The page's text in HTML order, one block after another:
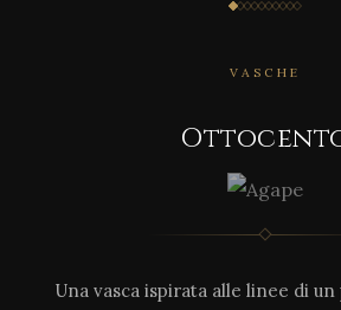
VASCHE
Una vasca ispirata alle linee di